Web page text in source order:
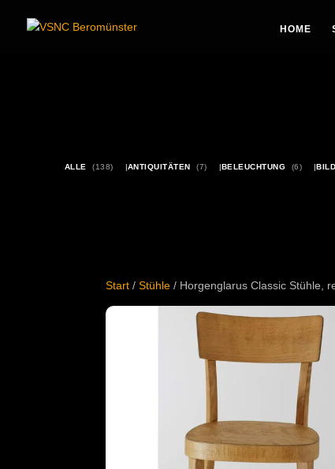
HOME
ALLE (138) ANTIQUITÄTEN (7) BELEUCHTUNG (6)
Start /Stühle / Horgenglarus Classic Stühle,